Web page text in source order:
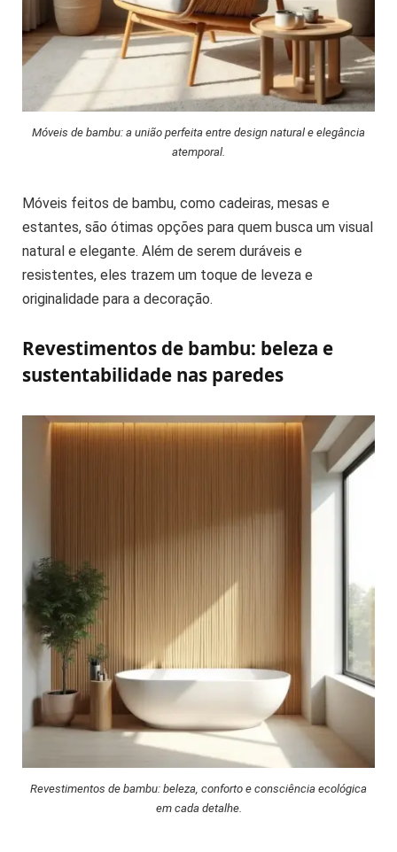
Móveis de bambu: a união perfeita entre design natural e elegância
atemporal.
Móveis feitos de bambu, como cadeiras, mesas e
estantes, são ótimas opções para quem busca um visual
natural e elegante. Além de serem duráveis e
resistentes, eles trazem um toque de leveza e
originalidade para a decoração.
Revestimentos de bambu: beleza e
sustentabilidade nas paredes
Revestimentos de bambu: beleza, conforto e consciência ecológica
em cada detalhe.